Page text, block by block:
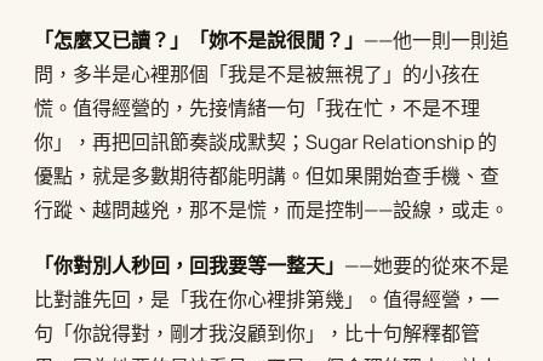
「怎麼又已讀？」「妳不是說很閒？」 ——他一則一則追
問，多半是心裡那個「我是不是被無視了」的小孩在
慌。值得經營的，先接情緒一句「我在忙，不是不理
你」，再把回訊節奏談成默契；Sugar Relationship 的
優點，就是多數期待都能明講。但如果開始查手機、查
行蹤、越問越兇，那不是慌，而是控制——設線，或走。
「你對別人秒回，回我要等一整天」 ——她要的從來不是
比對誰先回，是「我在你心裡排第幾」。值得經營，一
句「你說得對，剛才我沒顧到你」，比十句解釋都管